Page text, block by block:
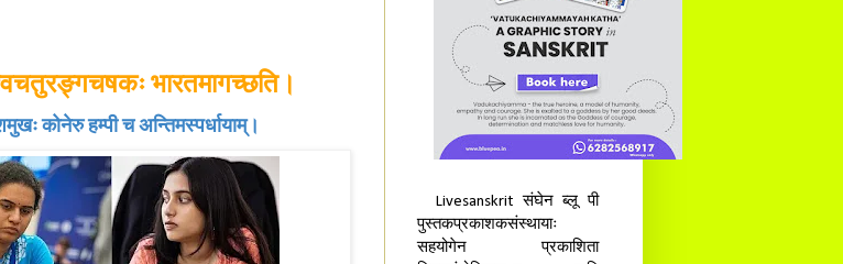
भारतमागच्छति।
कोनेरु हम्पी च अन्तिमस्पर्धायाम्।
Livesanskrit संघेन ब्लू पी
पुस्तकप्रकाशकसंस्थायाः
सहयोगेन प्रकाशिता